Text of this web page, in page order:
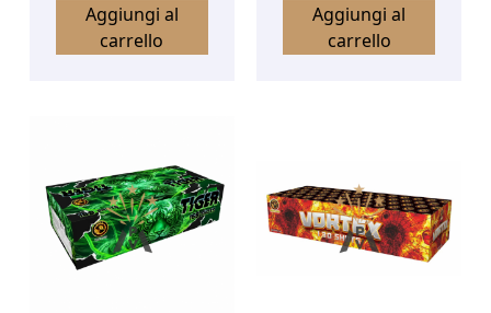
Aggiungi al
carrello
Aggiungi al
carrello